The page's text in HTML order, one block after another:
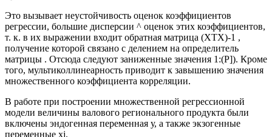
Это вызывает неустойчивость оценок коэффициентов
регрессии, большие дисперсии ^ оценок этих коэффициентов,
т. к. в их выражении входит обратная матрица (ХТХ)-1 ,
получение которой связано с делением на определитель
матрицы . Отсюда следуют заниженные значения 1:(Р]). Кроме
того, мультиколлинеарность приводит к завышению значения
множественного коэффициента корреляции.
В работе при построении множественной регрессионной
модели величины валового регионального продукта были
включены эндогенная переменная у, а также экзогенные
переменные xj.